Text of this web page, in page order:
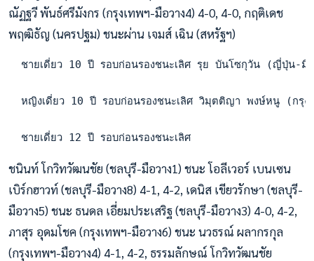
ณัฏฐวี พันธ์ศรีมังกร (กรุงเทพฯ-มือวาง4) 4-0, 4-0, กฤติเดช
พฤฒิธัญ (นครปฐม) ชนะผ่าน เจมส์ เฉิน (สหรัฐฯ)
ชายเดี่ยว 10 ปี รอบก่อนรองชนะเลิศ รุย บันโซกุวัน (ญี่ปุ่น-
หญิงเดี่ยว 10 ปี รอบก่อนรองชนะเลิศ วิมุตติญา พงษ์หนู (กรุ
  ชายเดี่ยว 12 ปี รอบก่อนรองชนะเลิศ
ชนินท์ โกวิทวัฒนชัย (ชลบุรี-มือวาง1) ชนะ โอลีเวอร์ เบนเซน
เบิร์กฮาวท์ (ชลบุรี-มือวาง8) 4-1, 4-2, เดนิส เขียวรักษา (ชลบุรี-
มือวาง5) ชนะ ธนดล เอี่ยมประเสริฐ (ชลบุรี-มือวาง3) 4-0, 4-2,
ภาสุร อุดมโชค (กรุงเทพฯ-มือวาง6) ชนะ นวธรณ์ ผลากรกุล
(กรุงเทพฯ-มือวาง4) 4-1, 4-2, ธรรมลักษณ์ โกวิทวัฒนชัย